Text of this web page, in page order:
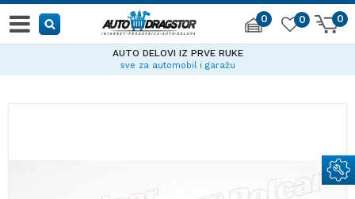
0 0
0
AUTO DELOVI IZ PRVE RUKE
sve za automobil i garažu